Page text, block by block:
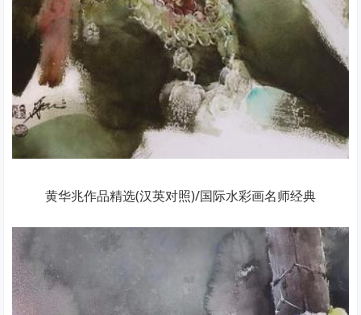
黄华兆作品精选(汉英对照)/国际水彩画名师经典